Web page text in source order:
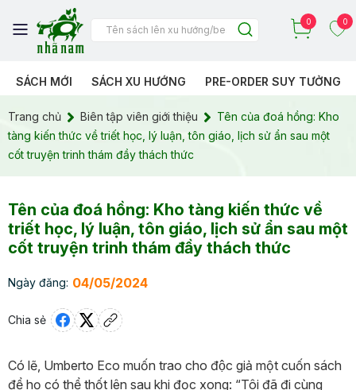
0 0
SÁCH MỚI SÁCH XU HƯỚNG PRE-ORDER SUY TƯỞNG
Trang chủ Biên tập viên giới thiệu
Tên của đoá hồng: Kho
tàng kiến thức về triết học, lý luận, tôn giáo, lịch sử ẩn sau một
cốt truyện trinh thám đầy thách thức
Tên của đoá hồng: Kho tàng kiến thức về
triết học, lý luận, tôn giáo, lịch sử ẩn sau một
cốt truyện trinh thám đầy thách thức
Ngày đăng: 04/05/2024
Chia sẻ
Có lẽ, Umberto Eco muốn trao cho độc giả một cuốn sách
để họ có thể thốt lên sau khi đọc xong: “Tôi đã đi cùng